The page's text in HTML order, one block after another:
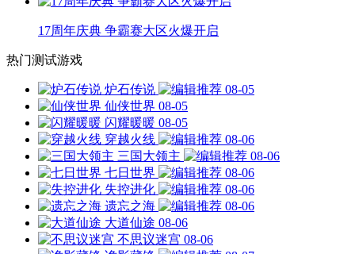
17周年庆典 争霸赛大区火爆开启
热门测试游戏
炉石传说
08-05
仙侠世界 08-05
闪耀暖暖 08-05
穿越火线
08-06
三国大领主
08-06
七日世界
08-06
失控进化
08-06
遗忘之海
08-06
大道仙途 08-06
不思议迷宫 08-06